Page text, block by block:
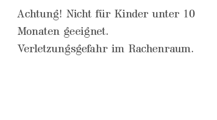
Achtung! Nicht für Kinder unter 10
Monaten geeignet.
Verletzungsgefahr im Rachenraum.